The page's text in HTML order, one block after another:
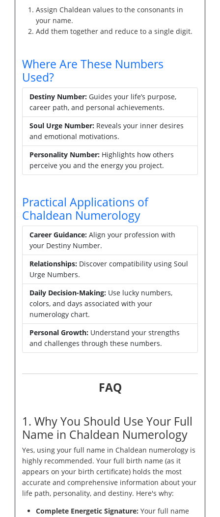
Assign Chaldean values to the consonants in
your name.
Add them together and reduce to a single digit.
Where Are These Numbers
Used?
Destiny Number: Guides your life’s purpose,
career path, and personal achievements.
Soul Urge Number: Reveals your inner desires
and emotional motivations.
Personality Number: Highlights how others
perceive you and the energy you project.
Practical Applications of
Chaldean Numerology
Career Guidance: Align your profession with
your Destiny Number.
Relationships: Discover compatibility using Soul
Urge Numbers.
Daily Decision-Making: Use lucky numbers,
colors, and days associated with your
numerology chart.
Personal Growth: Understand your strengths
and challenges through these numbers.
FAQ
1. Why You Should Use Your Full
Name in Chaldean Numerology
Yes, using your full name in Chaldean numerology is
highly recommended. Your full birth name (as it
appears on your birth certificate) holds the most
accurate and comprehensive information about your
life path, personality, and destiny. Here's why:
Complete Energetic Signature: Your full name